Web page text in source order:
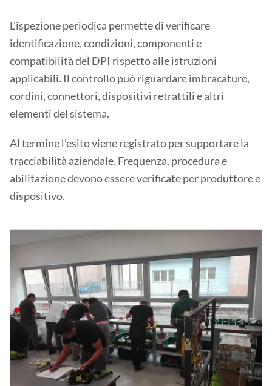
L’ispezione periodica permette di verificare
identificazione, condizioni, componenti e
compatibilità del DPI rispetto alle istruzioni
applicabili. Il controllo può riguardare imbracature,
cordini, connettori, dispositivi retrattili e altri
elementi del sistema.
Al termine l’esito viene registrato per supportare la
tracciabilità aziendale. Frequenza, procedura e
abilitazione devono essere verificate per produttore e
dispositivo.